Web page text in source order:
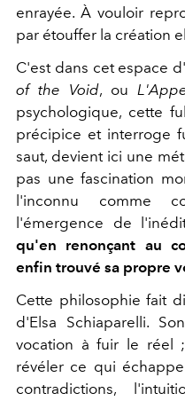
enrayée. À vouloir
par étouffer la création
C'est dans cet espace
of the Void, ou
psychologique, cette
précipice et interroge
saut, devient ici une
pas une fascination
l'inconnu comme
l'émergence de
qu'en renonçant au
enfin trouvé sa propre
Cette philosophie fait
d'Elsa Schiaparelli.
vocation à fuir le réel
révéler ce qui
contradictions,